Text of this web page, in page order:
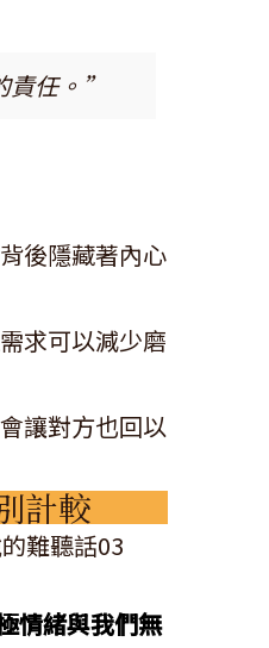
責任。”
後隱藏著內心
求可以減少磨
讓對方也回以
計較
情緒與我們無